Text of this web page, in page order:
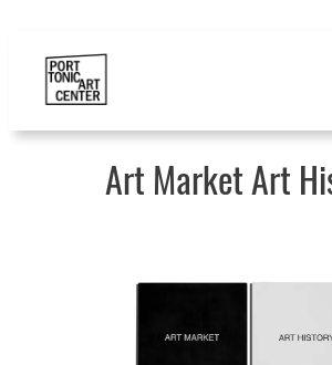
contenu
Art Market Art